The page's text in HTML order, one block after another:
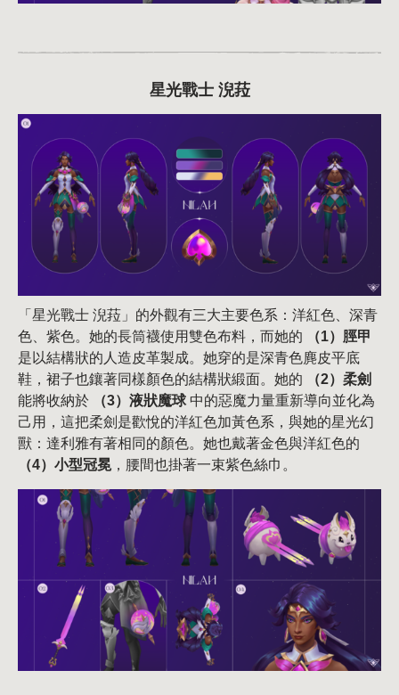
星光戰士 淣菈
「星光戰士 淣菈」的外觀有三大主要色系：洋紅色、深青
色、紫色。她的長筒襪使用雙色布料，而她的
（1）脛甲
是以結構狀的人造皮革製成。她穿的是深青色麂皮平底
鞋，裙子也鑲著同樣顏色的結構狀緞面。她的
（2）柔劍
能將收納於
（3）液狀魔球中的惡魔力量重新導向並化為
己用，這把柔劍是歡悅的洋紅色加黃色系，與她的星光幻
獸：達利雅有著相同的顏色。她也戴著金色與洋紅色的
（4）小型冠冕 ，腰間也掛著一束紫色絲巾。